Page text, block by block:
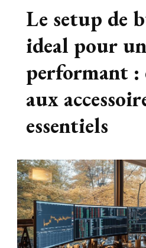
Le
Le setup de
ideal pour
performant :
aux
essentiels